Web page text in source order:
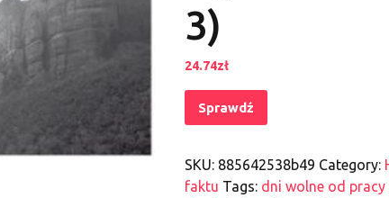
3)
24.74zł
Sprawdź
SKU: 885642538b49 Category:
faktu Tags: dni wolne od